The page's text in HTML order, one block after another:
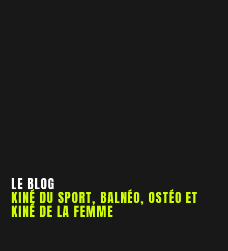
LE BLOG
KINÉ DU SPORT, BALNÉO, OSTÉO ET
KINÉ DE LA FEMME